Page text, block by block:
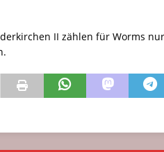
II zählen für Worms